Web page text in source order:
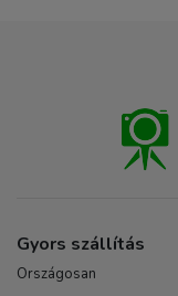
Gyors szállítás
Országosan